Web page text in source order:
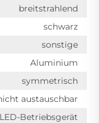
breitstrahlend
schwarz
sonstige
Aluminium
symmetrisch
austauschbar
LED-Betriebsgerät